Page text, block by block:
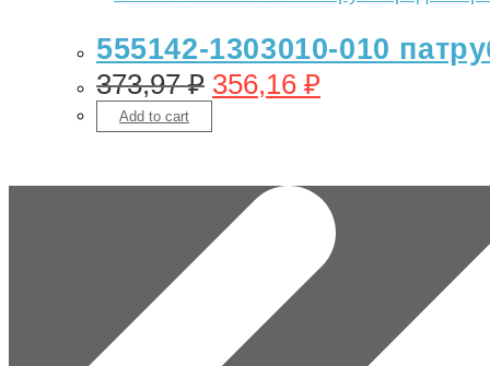
555142-1303010-010
373,97₽ 356,16 ₽
Add to cart